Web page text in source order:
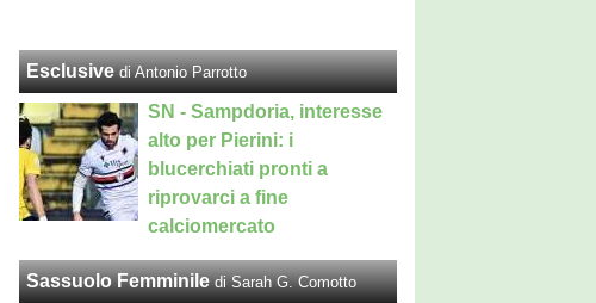
Esclusive di Antonio Parrotto
SN - Sampdoria, interesse
alto per Pierini: i
blucerchiati pronti a
riprovarci a fine
calciomercato
Sassuolo Femminile di Sarah G. Comotto